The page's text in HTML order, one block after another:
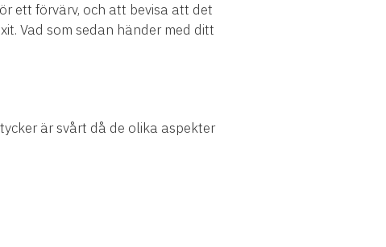
ett förvärv, och att bevisa att det
Vad som sedan händer med ditt
är svårt då de olika aspekter